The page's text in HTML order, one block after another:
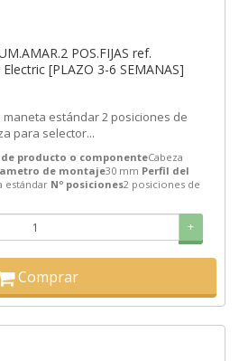
POS.FIJAS ref.
[PLAZO 3-6 SEMANAS]
maneta estándar 2 posiciones de
para selector...
producto o componenteCabeza
de montaje30 mm Perfil del
estándar Nº posiciones2 posiciones de
+
Comprar